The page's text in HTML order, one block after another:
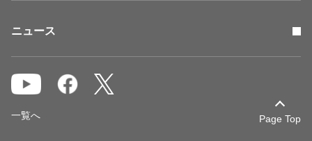
ニュース
Page Top
一覧へ